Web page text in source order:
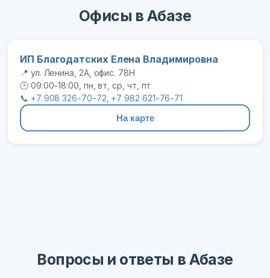
Офисы в Абазе
ИП Благодатских Елена Владимировна
📍 ул. Ленина, 2А, офис. 78Н
🕒 09:00-18:00, пн, вт, ср, чт, пт
📞 +7 908 326-70-72, +7 982 621-76-71
На карте
Вопросы и ответы в Абазе